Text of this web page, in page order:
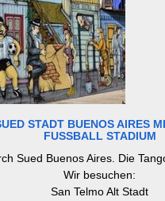
STADT BUENOS AIRES
FUSSBALL STADIUM
Sued Buenos Aires. Die
Wir besuchen:
San Telmo Alt Stadt